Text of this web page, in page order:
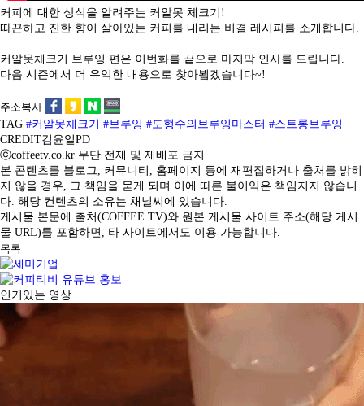
커피에 대한 상식을 알려주는 커알못 체크기!
따끈하고 진한 향이 살아있는 커피를 내리는 비결 레시피를 소개합니다.
커알못체크기 브루잉 편은 이번화를 끝으로 마지막 인사를 드립니다.
다음 시즌에서 더 유익한 내용으로 찾아뵙겠습니다~!
주소복사
TAG #커알못체크기 #브루잉 #도형수의브루잉마스터 #스트롱브루잉
CREDIT김윤일PD
ⓒcoffeetv.co.kr 무단 전재 및 재배포 금지
본 콘텐츠를 블로그, 커뮤니티, 홈페이지 등에 재편집하거나 출처를 밝히
지 않을 경우, 그 책임을 묻게 되며 이에 따른 불이익은 책임지지 않습니
다. 해당 컨텐츠의 소유는 채널씨에 있습니다.
게시물 본문에 출처(COFFEE TV)와 원본 게시물 사이트 주소(해당 게시
물 URL)를 포함하면, 타 사이트에서도 이용 가능합니다.
목록
인기있는 영상